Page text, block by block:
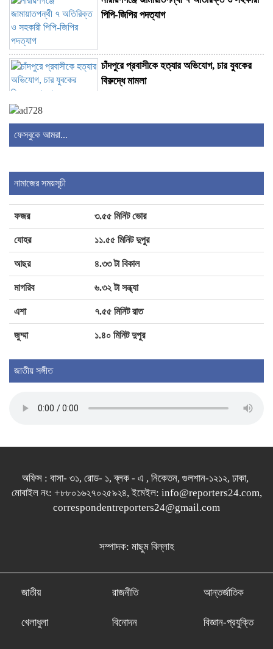
পিপি-জিপির পদত্যাগ
চাঁদপুরে প্রবাসীকে হত্যার অভিযোগ, চার যুবকের
বিরুদ্ধে মামলা
পঞ্চগড়ে ১১ দলীয় ঐক্যজোটের বিক্ষোভ মিছিল ও
আদালতে মামলা পরিচালনার সময় মৃত্যু চাঁদপুরের
সাবেক বার সভাপতি রুহুল আমিনের
জিলাপিতে ক্ষতিকর রাসায়নিক, মেয়াদোত্তীর্ণ পণ্য:
চাঁদপুরে ৩ প্রতিষ্ঠানকে জরিমানা
ফেসবুকে আমরা...
নামাজের সময়সূচী
ফজর ৩.৫৫ মিনিট ভোর
যোহর ১১.৫৫ মিনিট দুপুর
আছর ৪.৩৩ টা বিকাল
মাগরিব ৬.৩২ টা সন্ধ্যা
এশা ৭.৫৫ মিনিট রাত
জুম্মা ১.৪০ মিনিট দুপুর
জাতীয় সঙ্গীত
অফিস : বাসা- ৩১, রোড- ১, ব্লক - এ , নিকেতন, গুলশান-১২১২, ঢাকা,
মোবাইল নং: +৮৮০১৬২৭০২৫৯২৪, ইমেইল: info@reporters24.com,
correspondentreporters24@gmail.com
সম্পাদক: মাছুম বিল্লাহ
জাতীয় রাজনীতি আন্তর্জাতিক
খেলাধুলা বিনোদন বিজ্ঞান-প্রযুক্তি